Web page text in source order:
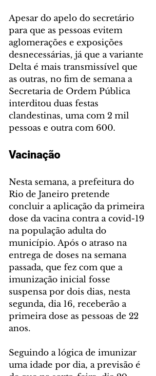
Apesar do apelo do secretário
para que as pessoas evitem
aglomerações e exposições
desnecessárias, já que a variante
Delta é mais transmissível que
as outras, no fim de semana a
Secretaria de Ordem Pública
interditou duas festas
clandestinas, uma com 2 mil
pessoas e outra com 600.
Vacinação
Nesta semana, a prefeitura do
Rio de Janeiro pretende
concluir a aplicação da primeira
dose da vacina contra a covid-19
na população adulta do
município. Após o atraso na
entrega de doses na semana
passada, que fez com que a
imunização inicial fosse
suspensa por dois dias, nesta
segunda, dia 16, receberão a
primeira dose as pessoas de 22
anos.
Seguindo a lógica de imunizar
uma idade por dia, a previsão é